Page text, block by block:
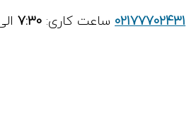
02177702431 ساعت کاری: 7:30